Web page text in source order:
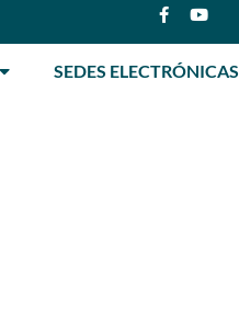
SEDES ELECTRÓNICAS